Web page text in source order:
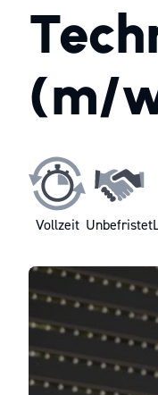
(m/
Vollzeit Unbefristet